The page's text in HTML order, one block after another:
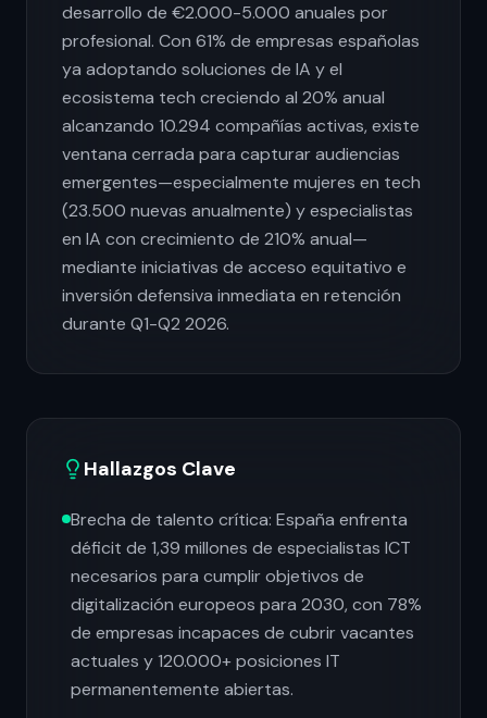
desarrollo de €2.000-5.000 anuales por
profesional. Con 61% de empresas españolas
ya adoptando soluciones de IA y el
ecosistema tech creciendo al 20% anual
alcanzando 10.294 compañías activas, existe
ventana cerrada para capturar audiencias
emergentes—especialmente mujeres en tech
(23.500 nuevas anualmente) y especialistas
en IA con crecimiento de 210% anual—
mediante iniciativas de acceso equitativo e
inversión defensiva inmediata en retención
durante Q1-Q2 2026.
Hallazgos Clave
Brecha de talento crítica: España enfrenta
déficit de 1,39 millones de especialistas ICT
necesarios para cumplir objetivos de
digitalización europeos para 2030, con 78%
de empresas incapaces de cubrir vacantes
actuales y 120.000+ posiciones IT
permanentemente abiertas.